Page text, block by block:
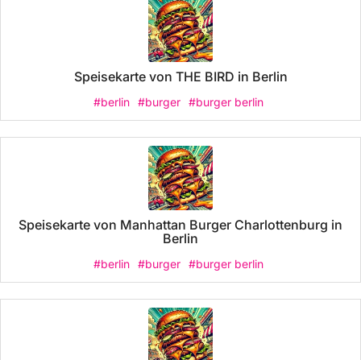
Speisekarte von THE BIRD in Berlin
#berlin #burger #burger berlin
Speisekarte von Manhattan Burger Charlottenburg in
Berlin
#berlin #burger #burger berlin